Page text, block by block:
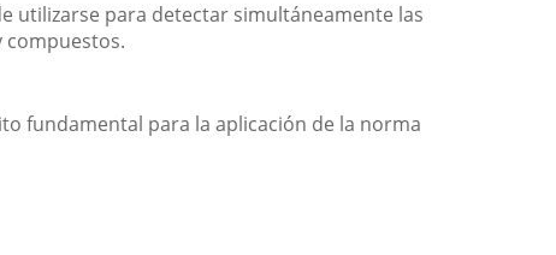
utilizarse para detectar simultáneamente las
compuestos.
fundamental para la aplicación de la norma